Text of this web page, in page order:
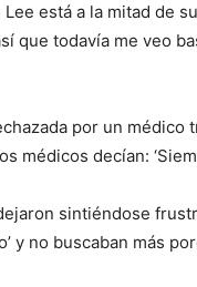
está a la mitad de
que todavía me veo
por un
médicos decían:
sintiéndose
y no buscaban más